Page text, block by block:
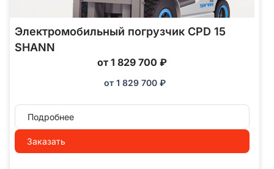
Электромобильный погрузчик CPD 15
SHANN
от 1 829 700 ₽
от 1 829 700 ₽
Подробнее
Заказать